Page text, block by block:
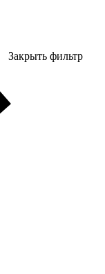
Закрыть фильтр